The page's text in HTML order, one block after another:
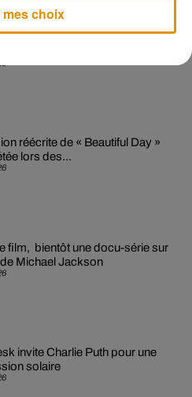
emprunte le décor de l’émission
réécrite de « Beautiful Day »
lors des...
film, bientôt une docu-série sur
de Michael Jackson
invite Charlie Puth pour une
solaire
mes choix